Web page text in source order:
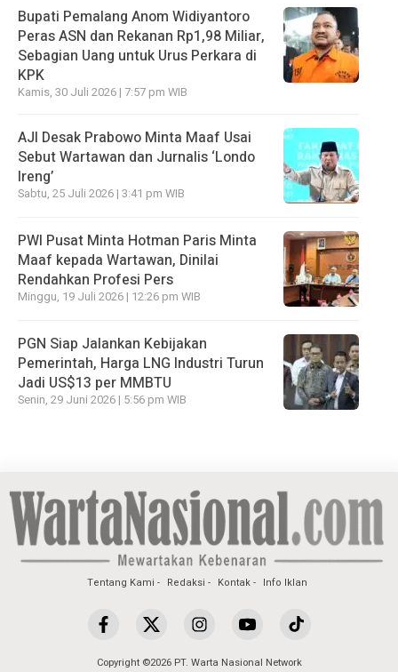
Bupati Pemalang Anom Widiyantoro
Peras ASN dan Rekanan Rp1,98 Miliar,
Sebagian Uang untuk Urus Perkara di
KPK
Kamis, 30 Juli 2026 | 7:57 pm WIB
AJI Desak Prabowo Minta Maaf Usai
Sebut Wartawan dan Jurnalis ‘Londo
Ireng’
Sabtu, 25 Juli 2026 | 3:41 pm WIB
PWI Pusat Minta Hotman Paris Minta
Maaf kepada Wartawan, Dinilai
Rendahkan Profesi Pers
Minggu, 19 Juli 2026 | 12:26 pm WIB
PGN Siap Jalankan Kebijakan
Pemerintah, Harga LNG Industri Turun
Jadi US$13 per MMBTU
Senin, 29 Juni 2026 | 5:56 pm WIB
Tentang Kami Redaksi Kontak Info Iklan
Copyright ©2026 PT. Warta Nasional Network